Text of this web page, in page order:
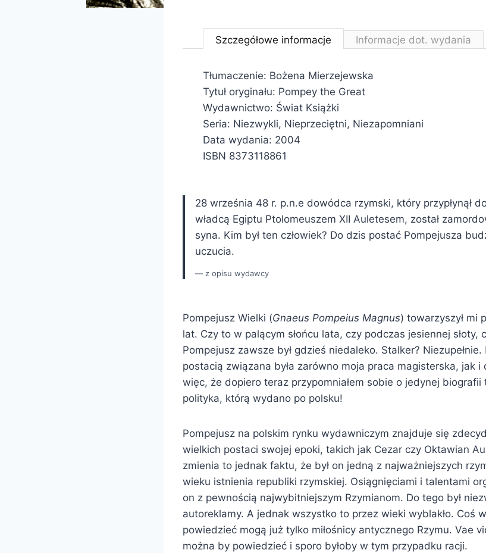
Szczegółowe informacje Informacje dot. wydania
Tłumaczenie: Bożena Mierzejewska
Tytuł oryginału: Pompey the Great
Wydawnictwo: Świat Książki
Seria: Niezwykli, Nieprzeciętni, Niezapomniani
Data wydania: 2004
ISBN 8373118861
28 września 48 r. p.n.e dowódca rzymski, który przypłynął
władcą Egiptu Ptolomeuszem XII Auletesem, został
syna. Kim był ten człowiek? Do dzis postać Pompejusza
uczucia.
z opisu wydawcy
Pompejusz Wielki (Gnaeus Pompeius Magnus) towarzyszył mi
lat. Czy to w palącym słońcu lata, czy podczas jesiennej słoty,
Pompejusz zawsze był gdzieś niedaleko. Stalker? Niezupełnie.
postacią związana była zarówno moja praca magisterska, jak
więc, że dopiero teraz przypomniałem sobie o jedynej
polityka, którą wydano po polsku!
Pompejusz na polskim rynku wydawniczym znajduje się
wielkich postaci swojej epoki, takich jak Cezar czy Oktawian
zmienia to jednak faktu, że był on jedną z najważniejszych
wieku istnienia republiki rzymskiej. Osiągnięciami i talentami
on z pewnością najwybitniejszym Rzymianom. Do tego był
autoreklamy. A jednak wszystko to przez wieki wyblakło. Coś
powiedzieć mogą już tylko miłośnicy antycznego Rzymu. Vae
można by powiedzieć i sporo byłoby w tym przypadku racji.